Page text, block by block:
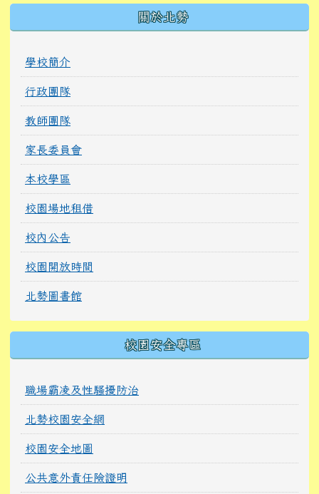
關於北勢
學校簡介
行政團隊
教師團隊
家長委員會
本校學區
校園場地租借
校內公告
校園開放時間
北勢圖書館
校園安全專區
職場霸凌及性騷擾防治
北勢校園安全網
校園安全地圖
公共意外責任險證明